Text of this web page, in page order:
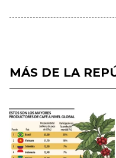
MÁS DE LA